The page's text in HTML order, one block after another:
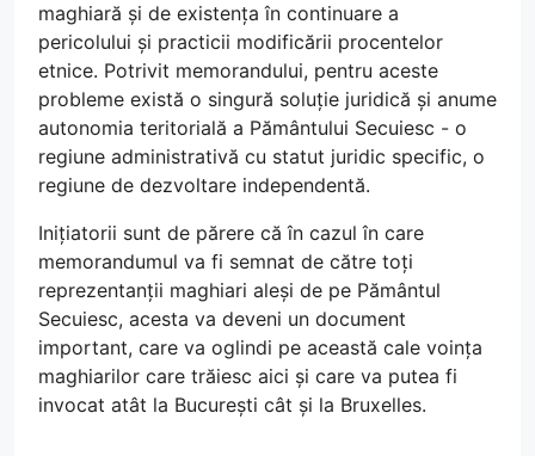
maghiară și de existența în continuare a
pericolului și practicii modificării procentelor
etnice. Potrivit memorandului, pentru aceste
probleme există o singură soluție juridică și anume
autonomia teritorială a Pământului Secuiesc - o
regiune administrativă cu statut juridic specific, o
regiune de dezvoltare independentă.
Inițiatorii sunt de părere că în cazul în care
memorandumul va fi semnat de către toți
reprezentanții maghiari aleși de pe Pământul
Secuiesc, acesta va deveni un document
important, care va oglindi pe această cale voința
maghiarilor care trăiesc aici și care va putea fi
invocat atât la București cât și la Bruxelles.